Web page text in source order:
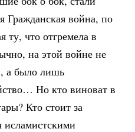
Гражданская война, по
что отгремела в
на этой войне не
а было лишь
Но кто виноват в
Кто стоит за
исламистскими